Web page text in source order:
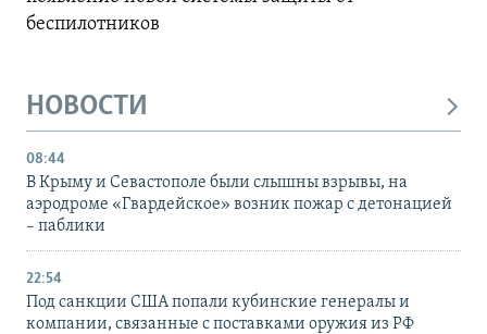
беспилотников
НОВОСТИ
08:44
В Крыму и Севастополе были слышны взрывы, на
аэродроме «Гвардейское» возник пожар с детонацией
– паблики
22:54
Под санкции США попали кубинские генералы и
компании, связанные с поставками оружия из РФ